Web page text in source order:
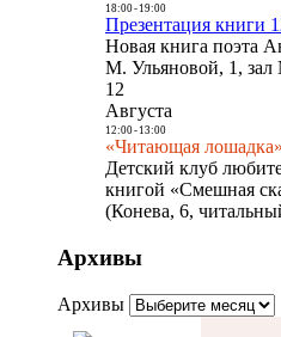
18:00- 19:00
Презентация книги
Новая книга поэта
М. Ульяновой, 1,
12
Августа
12:00- 13:00
«Читающая
Детский клуб
книгой «Смешная
(Конева, 6,
Архивы
Архивы